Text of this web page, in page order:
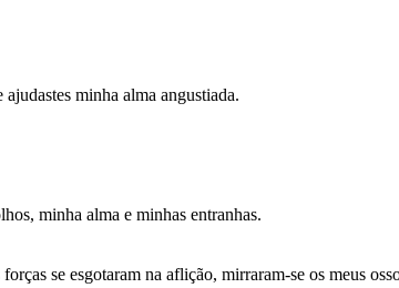
minha alma angustiada.
minha alma e minhas entranhas.
se esgotaram na aflição, mirraram-se os meus